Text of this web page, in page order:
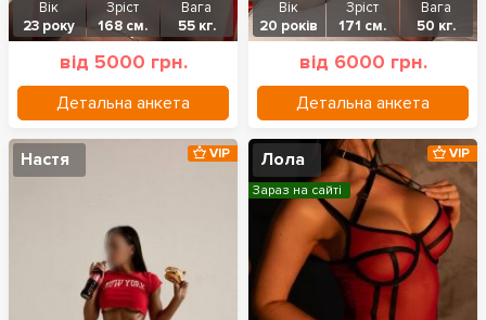
Вік
23 року
Зріст
168 см.
Вага
55 кг.
від 5000 грн.
Детальна анкета
Вік
20 років
Зріст
171 см.
Вага
50 кг.
від 6000 грн.
Детальна анкета
Настя VIP Лола VIP
Зараз на сайті